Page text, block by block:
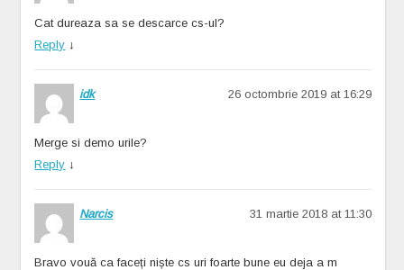
Cat dureaza sa se descarce cs-ul?
Reply ↓
idk 26 octombrie 2019 at 16:29
Merge si demo urile?
Reply ↓
Narcis 31 martie 2018 at 11:30
Bravo vouă ca faceți niște cs uri foarte bune eu deja a m